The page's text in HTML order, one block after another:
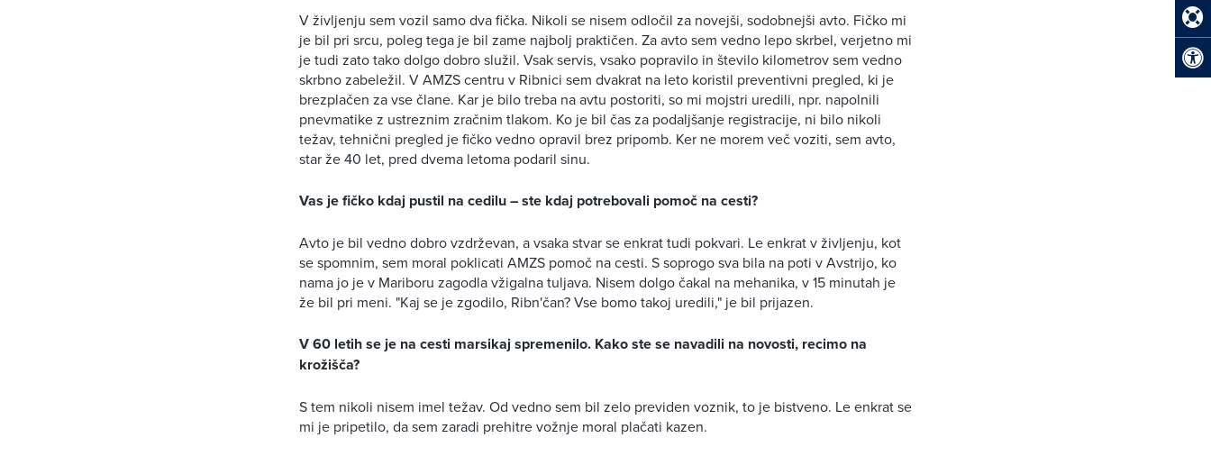
V življenju sem vozil samo dva fička. Nikoli se nisem odločil za novejši, sodobnejši avto. Fičko mi
je bil pri srcu, poleg tega je bil zame najbolj praktičen. Za avto sem vedno lepo skrbel, verjetno mi
je tudi zato tako dolgo dobro služil. Vsak servis, vsako popravilo in število kilometrov sem vedno
skrbno zabeležil. V AMZS centru v Ribnici sem dvakrat na leto koristil preventivni pregled, ki je
brezplačen za vse člane. Kar je bilo treba na avtu postoriti, so mi mojstri uredili, npr. napolnili
pnevmatike z ustreznim zračnim tlakom. Ko je bil čas za podaljšanje registracije, ni bilo nikoli
težav, tehnični pregled je fičko vedno opravil brez pripomb. Ker ne morem več voziti, sem avto,
star že 40 let, pred dvema letoma podaril sinu.
Vas je fičko kdaj pustil na cedilu – ste kdaj potrebovali pomoč na cesti?
Avto je bil vedno dobro vzdrževan, a vsaka stvar se enkrat tudi pokvari. Le enkrat v življenju, kot
se spomnim, sem moral poklicati AMZS pomoč na cesti. S soprogo sva bila na poti v Avstrijo, ko
nama jo je v Mariboru zagodla vžigalna tuljava. Nisem dolgo čakal na mehanika, v 15 minutah je
že bil pri meni. "Kaj se je zgodilo, Ribn'čan? Vse bomo takoj uredili," je bil prijazen.
V 60 letih se je na cesti marsikaj spremenilo. Kako ste se navadili na novosti, recimo na
krožišča?
S tem nikoli nisem imel težav. Od vedno sem bil zelo previden voznik, to je bistveno. Le enkrat se
mi je pripetilo, da sem zaradi prehitre vožnje moral plačati kazen.